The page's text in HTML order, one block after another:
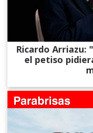
Ricardo Arriazu:
el petiso